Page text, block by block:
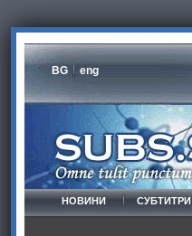
BG eng
НОВИНИ СУБТИТРИ